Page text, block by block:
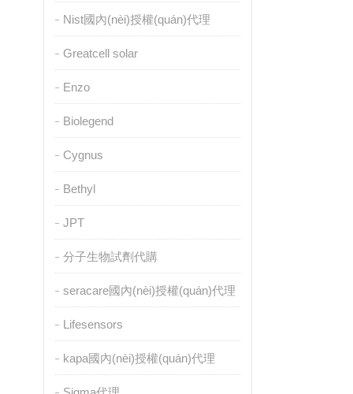
Nist國內(nèi)授權(quán)代理
Greatcell solar
Enzo
Biolegend
Cygnus
Bethyl
JPT
分子生物試劑代購
seracare國內(nèi)授權(quán)代理
Lifesensors
kapa國內(nèi)授權(quán)代理